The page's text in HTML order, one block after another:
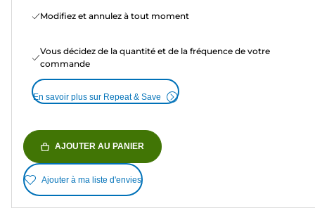
Modifiez et annulez à tout moment
Vous décidez de la quantité et de la fréquence de votre
commande
En savoir plus sur Repeat & Save
AJOUTER AU PANIER
Ajouter à ma liste d'envies